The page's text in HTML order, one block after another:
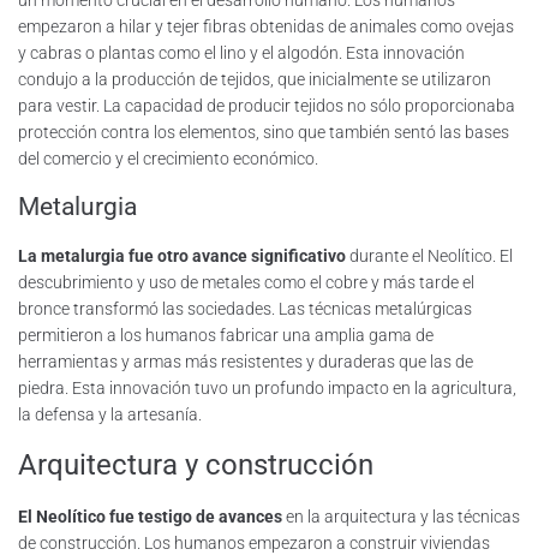
empezaron a hilar y tejer fibras obtenidas de animales como ovejas
y cabras o plantas como el lino y el algodón. Esta innovación
condujo a la producción de tejidos, que inicialmente se utilizaron
para vestir. La capacidad de producir tejidos no sólo proporcionaba
protección contra los elementos, sino que también sentó las bases
del comercio y el crecimiento económico.
Metalurgia
La metalurgia fue otro avance significativodurante el Neolítico. El
descubrimiento y uso de metales como el cobre y más tarde el
bronce transformó las sociedades. Las técnicas metalúrgicas
permitieron a los humanos fabricar una amplia gama de
herramientas y armas más resistentes y duraderas que las de
piedra. Esta innovación tuvo un profundo impacto en la agricultura,
la defensa y la artesanía.
Arquitectura y construcción
El Neolítico fue testigo de avancesen la arquitectura y las técnicas
de construcción. Los humanos empezaron a construir viviendas